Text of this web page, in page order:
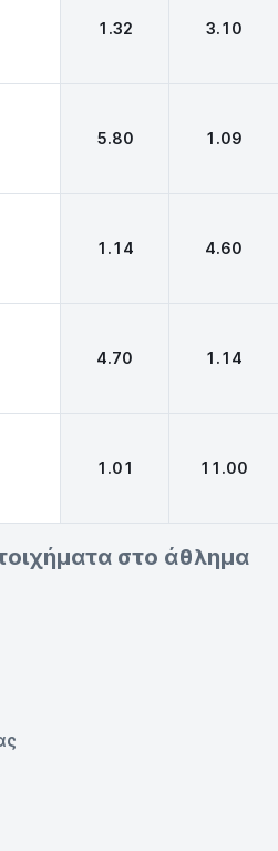
1.32 3.10
5.80 1.09
1.14 4.60
4.70 1.14
1.01 11.00
στο άθλημα